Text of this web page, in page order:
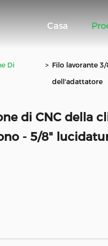
Casa
Di
> Filo lavorante
dell'adattatore
di CNC della
- 5/8"